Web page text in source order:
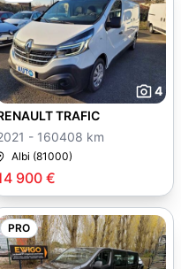
4
900 €
RENAULT TRAFIC
2021 - 160408 km
Albi (81000)
PRO